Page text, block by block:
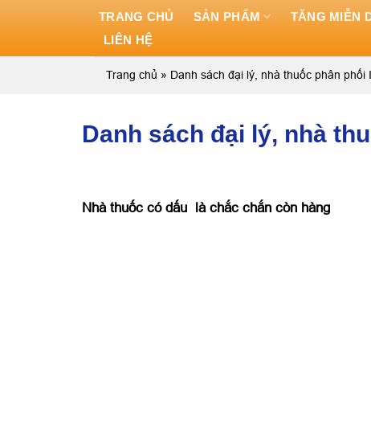
TRANG CHỦ SẢN PHẨM TĂNG MIỄN
LIÊN HỆ
Trang chủ » Danh sách đại lý, nhà thuốc phân phối
Danh sách đại lý, nhà
Nhà thuốc có dấu là chắc chắn còn hàng